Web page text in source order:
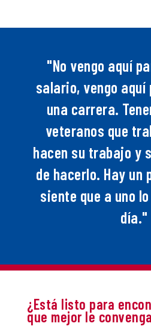
"No vengo aquí
salario, vengo
una carrera.
veteranos que
hacen su trabajo y
de hacerlo. Hay un
siente que a uno
día."
¿Está listo para
que mejor le